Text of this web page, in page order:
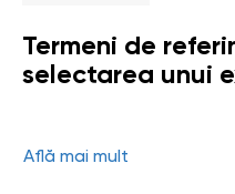
Termeni de
selectarea unui
pentru
Află mai mult